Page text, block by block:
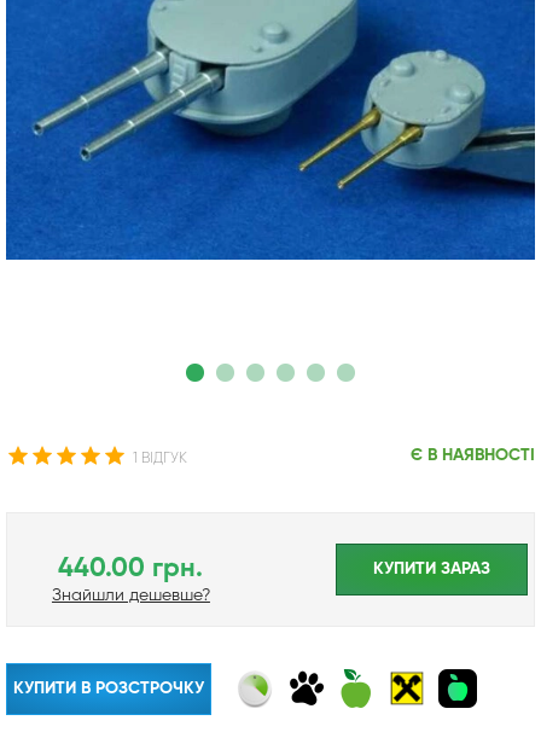
1 ВІДГУК Є В НАЯВНОСТІ
440.00 грн.
Знайшли дешевше?
КУПИТИ ЗАРАЗ
КУПИТИ В РОЗСТРОЧКУ